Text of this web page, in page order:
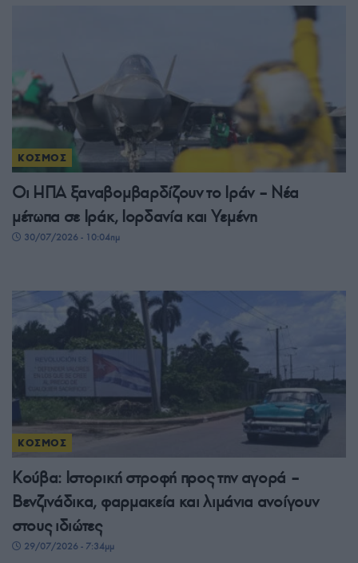
ΚΟΣΜΟΣ
Οι ΗΠΑ ξαναβομβαρδίζουν το Ιράν – Νέα
μέτωπα σε Ιράκ, Ιορδανία και Υεμένη
30/07/2026 - 10:04πμ
ΚΟΣΜΟΣ
Κούβα: Ιστορική στροφή προς την αγορά –
Βενζινάδικα, φαρμακεία και λιμάνια ανοίγουν
στους ιδιώτες
29/07/2026 - 7:34μμ